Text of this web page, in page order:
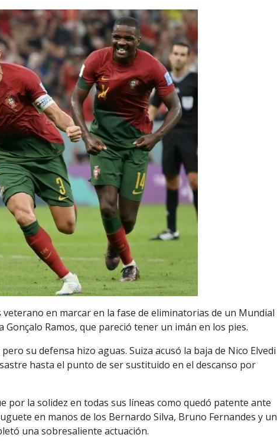
en marcar en la fase de eliminatorias de un Mundial
Ramos, que pareció tener un imán en los pies.
su defensa hizo aguas. Suiza acusó la baja de Nico Elvedi
hasta el punto de ser sustituido en el descanso por
por la solidez en todas sus líneas como quedó patente ante
en manos de los Bernardo Silva, Bruno Fernandes y un
una sobresaliente actuación.